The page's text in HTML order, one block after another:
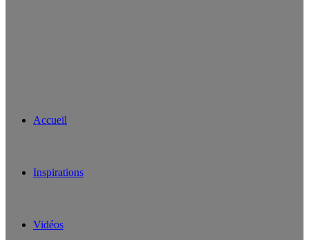
Accueil
Inspirations
Vidéos